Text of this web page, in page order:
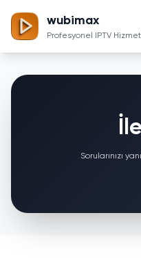
wubimax
Profesyonel IPTV
Sorularınızı